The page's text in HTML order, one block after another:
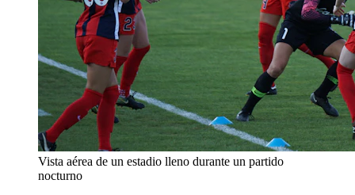
Vista aérea de un estadio lleno durante un partido
nocturno